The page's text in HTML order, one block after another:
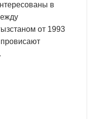
в
от 1993